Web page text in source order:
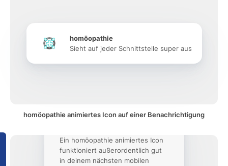
homöopathie
Sieht auf jeder Schnittstelle super aus
homöopathie animiertes Icon auf einer Benachrichtigung
Ein homöopathie animiertes Icon
funktioniert außerordentlich gut
in deinem nächsten mobilen